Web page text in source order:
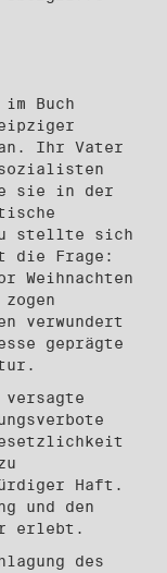
Buch
an. Ihr Vater
sie in der
stellte sich
die Frage:
Weihnachten
verwundert
geprägte
Haft.
und den
erlebt.
des